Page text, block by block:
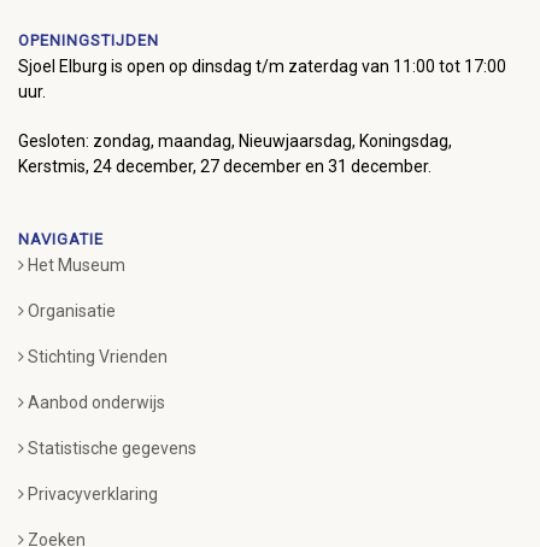
OPENINGSTIJDEN
Sjoel Elburg is open op dinsdag t/m zaterdag van 11:00 tot 17:00
uur.
Gesloten: zondag, maandag, Nieuwjaarsdag, Koningsdag,
Kerstmis, 24 december, 27 december en 31 december.
NAVIGATIE
Het Museum
Organisatie
Stichting Vrienden
Aanbod onderwijs
Statistische gegevens
Privacyverklaring
Zoeken